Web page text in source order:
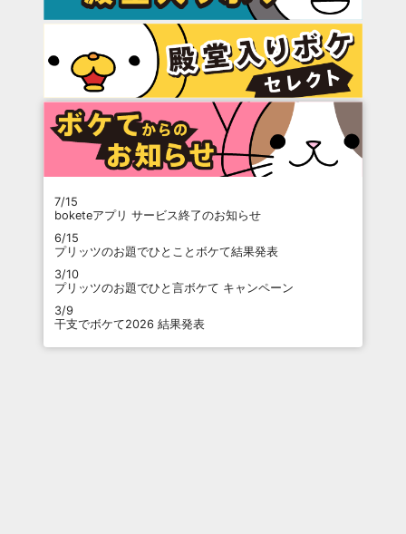
7/15
boketeアプリ サービス終了のお知らせ
6/15
プリッツのお題でひとことボケて結果発表
3/10
プリッツのお題でひと言ボケて キャンペーン
3/9
干支でボケて2026 結果発表